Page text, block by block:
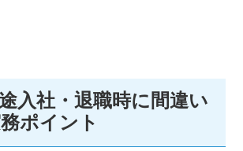
入社・退職時に間違い
ポイント